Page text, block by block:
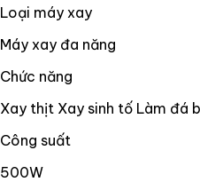
Loại máy xay
Máy xay đa năng
Chức năng
Xay thịt Xay sinh tố Làm đá
Công suất
500W